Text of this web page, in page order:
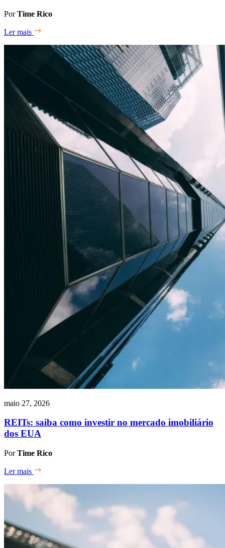
PorTime Rico
Ler mais
maio 27, 2026
REITs: saiba como investir no mercado imobiliário
dos EUA
PorTime Rico
Ler mais